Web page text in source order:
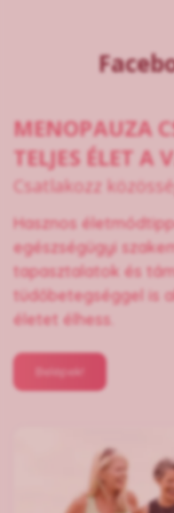
MENOPAUZA
TELJES ÉLET A
Csatlakozz
Hasznos
egészségügyi
tapasztalatok és
tüdőbetegséggel is
életet élhess.
Belépek!